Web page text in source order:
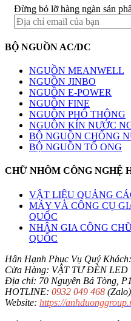
Đừng bỏ lỡ hàng ngàn sản
BỘ NGUỒN AC/DC
NGUỒN MEANWELL
NGUỒN JINBO
NGUỒN E-POWER
NGUỒN FINE
NGUỒN PHỔ THÔNG
NGUỒN KÍN NƯỚC
BỘ NGUỒN CHỐNG
BỘ NGUỒN TỔ ONG
CHỮ NHÔM CÔNG NGHỆ
VẬT LIỆU QUẢNG
MÁY VÀ CÔNG CỤ
QUỐC
NHẬN GIA CÔNG
QUỐC
Hân Hạnh Phục Vụ Quý Khách:
Cửa Hàng: VẬT TƯ ĐÈN LED
Địa chỉ: 70 Nguyễn Bá Tòng,
HOTLINE: 0932 049 468 (Zalo)
Website: https://